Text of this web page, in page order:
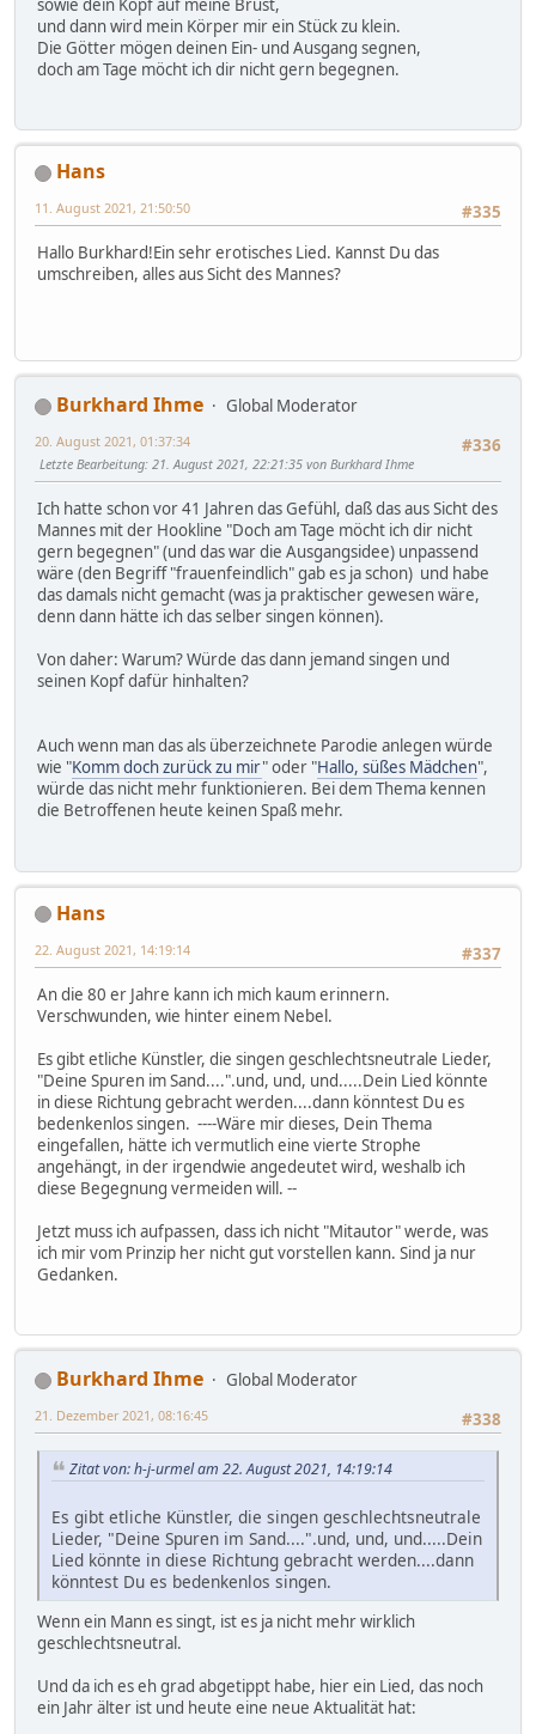
sowie dein Kopf auf meine Brust,
und dann wird mein Körper mir ein Stück zu klein.
Die Götter mögen deinen Ein- und Ausgang segnen,
doch am Tage möcht ich dir nicht gern begegnen.
Hans
#335
11. August 2021, 21:50:50
Hallo Burkhard!Ein sehr erotisches Lied. Kannst Du das
umschreiben, alles aus Sicht des Mannes?
Burkhard Ihme
Global Moderator
#336
20. August 2021, 01:37:34
Letzte Bearbeitung: 21. August 2021, 22:21:35 von Burkhard Ihme
Ich hatte schon vor 41 Jahren das Gefühl, daß das aus Sicht des
Mannes mit der Hookline "Doch am Tage möcht ich dir nicht
gern begegnen" (und das war die Ausgangsidee) unpassend
wäre (den Begriff "frauenfeindlich" gab es ja schon) und habe
das damals nicht gemacht (was ja praktischer gewesen wäre,
denn dann hätte ich das selber singen können).
Von daher: Warum? Würde das dann jemand singen und
seinen Kopf dafür hinhalten?
Auch wenn man das als überzeichnete Parodie anlegen würde
wie "Komm doch zurück zu mir" oder "Hallo, süßes Mädchen",
würde das nicht mehr funktionieren. Bei dem Thema kennen
die Betroffenen heute keinen Spaß mehr.
Hans
#337
22. August 2021, 14:19:14
An die 80 er Jahre kann ich mich kaum erinnern.
Verschwunden, wie hinter einem Nebel.
Es gibt etliche Künstler, die singen geschlechtsneutrale Lieder,
"Deine Spuren im Sand....".und, und, und.....Dein Lied könnte
in diese Richtung gebracht werden....dann könntest Du es
bedenkenlos singen. ----Wäre mir dieses, Dein Thema
eingefallen, hätte ich vermutlich eine vierte Strophe
angehängt, in der irgendwie angedeutet wird, weshalb ich
diese Begegnung vermeiden will. --
Jetzt muss ich aufpassen, dass ich nicht "Mitautor" werde, was
ich mir vom Prinzip her nicht gut vorstellen kann. Sind ja nur
Gedanken.
Burkhard Ihme
Global Moderator
#338
21. Dezember 2021, 08:16:45
Zitat von: h-j-urmel am 22. August 2021, 14:19:14
Es gibt etliche Künstler, die singen geschlechtsneutrale
Lieder, "Deine Spuren im Sand....".und, und, und.....Dein
Lied könnte in diese Richtung gebracht werden....dann
könntest Du es bedenkenlos singen.
Wenn ein Mann es singt, ist es ja nicht mehr wirklich
geschlechtsneutral.
Und da ich es eh grad abgetippt habe, hier ein Lied, das noch
ein Jahr älter ist und heute eine neue Aktualität hat: